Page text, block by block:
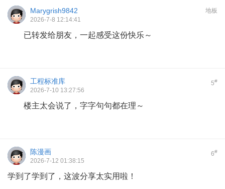
地板
Marygrish9842
2026-7-8 12:14:41
已转发给朋友，一起感受这份快乐～
5#
工程标准库
2026-7-10 13:27:56
楼主太会说了，字字句句都在理～
6#
陈漫画
2026-7-12 01:38:15
学到了学到了，这波分享太实用啦！